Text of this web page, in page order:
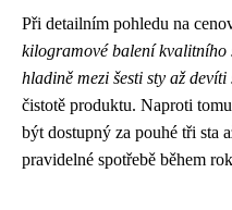
Při detailním pohledu na
kilogramové balení kvalitního
hladině mezi šesti sty až
čistotě produktu. Naproti
být dostupný za pouhé tři sta
pravidelné spotřebě během